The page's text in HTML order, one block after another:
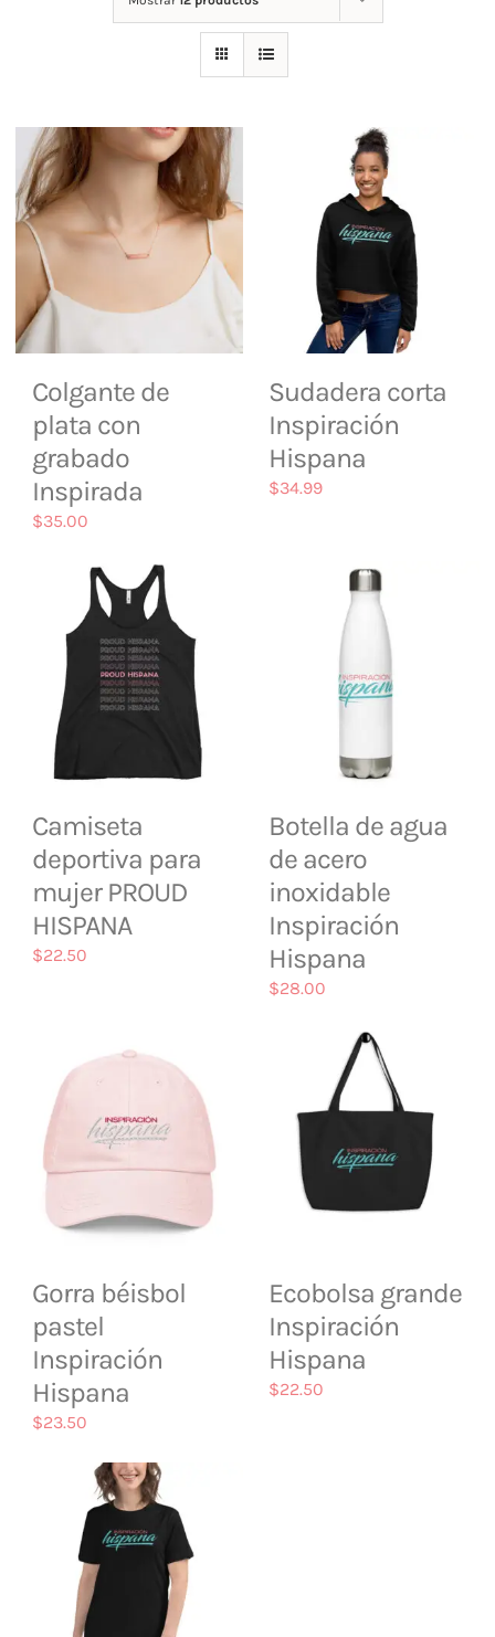
Contacto
Colgante de
plata con
grabado
Inspirada
$35.00
Sudadera corta
Inspiración
Hispana
$34.99
Camiseta
deportiva para
mujer PROUD
HISPANA
$22.50
Botella de agua
de acero
inoxidable
Inspiración
Hispana
$28.00
Gorra béisbol
pastel
Inspiración
Hispana
$23.50
Ecobolsa grande
Inspiración
Hispana
$22.50